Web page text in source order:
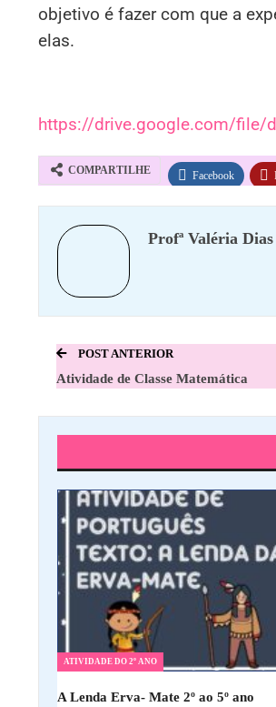
objetivo é fazer com que a
elas.
https://drive.google.com/file/
COMPARTILHE Facebook
Profª Valéria Dias
POST ANTERIOR
Atividade de Classe Matemática
ATIVIDADE DO 2º ANO
A Lenda Erva- Mate 2º ao 5º ano